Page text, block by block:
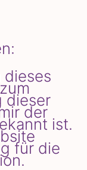
dieses
dieser
der
ist.
für die